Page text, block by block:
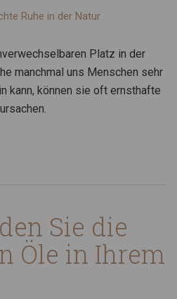
Platz in der
manchmal uns Menschen sehr
kann, können sie oft ernsthafte
Sie die
Öle in Ihrem